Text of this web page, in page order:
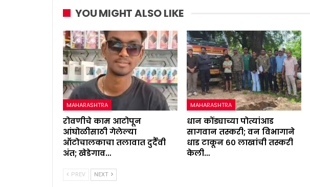
YOU MIGHT ALSO LIKE
MAHARASHTRA
रोवणीचे काम आटोपून
आंघोळीसाठी गेलेल्या
ऑटोचालकाचा तलावात दुर्दैवी
अंत; खेडेगाव…
MAHARASHTRA
धान कोंड्याच्या पोत्यांआड
सागवान तस्करी; वन विभागाने
धाड टाकून ६० लाखांची तस्करी
केली…
PREV NEXT